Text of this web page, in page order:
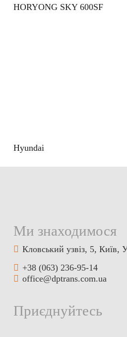
HORYONG SKY 600SF
Hyundai
Ми знаходимося
Кловський узвіз, 5, Київ,
+38 (063) 236-95-14
office@dptrans.com.ua
Приєднуйтесь